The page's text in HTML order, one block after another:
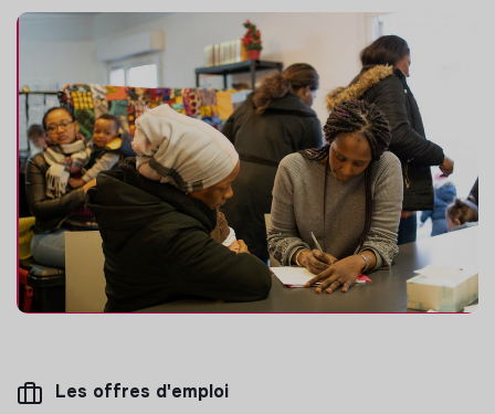
Les offres d'emploi